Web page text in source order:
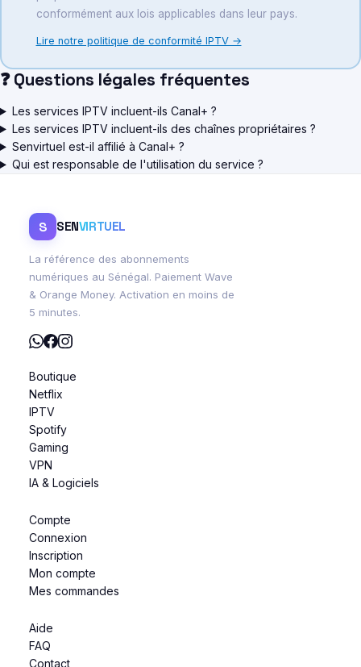
conformément aux lois applicables dans leur pays.
Lire notre politique de conformité IPTV →
❓ Questions légales fréquentes
Les services IPTV incluent-ils Canal+ ?
Les services IPTV incluent-ils des chaînes propriétaires ?
Senvirtuel est-il affilié à Canal+ ?
Qui est responsable de l'utilisation du service ?
S SENVIRTUEL
La référence des abonnements
numériques au Sénégal. Paiement Wave
& Orange Money. Activation en moins de
5 minutes.
Boutique
Netflix
IPTV
Spotify
Gaming
VPN
IA & Logiciels
Compte
Connexion
Inscription
Mon compte
Mes commandes
Aide
FAQ
Contact